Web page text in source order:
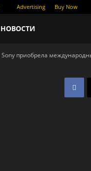
Advertising Buy Now
НОВОСТИ
Sony приобрела